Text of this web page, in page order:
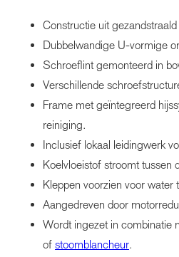
Constructie uit
Dubbelwandige U-vormige
Schroeflint gemonteerd in
Verschillende
Frame met geïntegreerd
reiniging.
Inclusief lokaal leidingwerk
Koelvloeistof stroomt tussen
Kleppen voorzien voor water
Aangedreven door
Wordt ingezet in combinatie
of stoomblancheur.